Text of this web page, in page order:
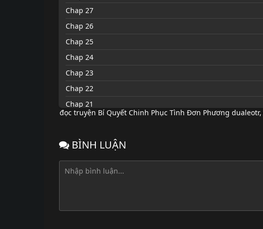
Chap 27
Chap 26
Chap 25
Chap 24
Chap 23
Chap 22
Chap 21
Chap 20
Chap 18
Chap 17
Chap 14
đọc truyện Bí Quyết Chinh Phục Tình Đơn Phương dualeotr,
BÌNH LUẬN